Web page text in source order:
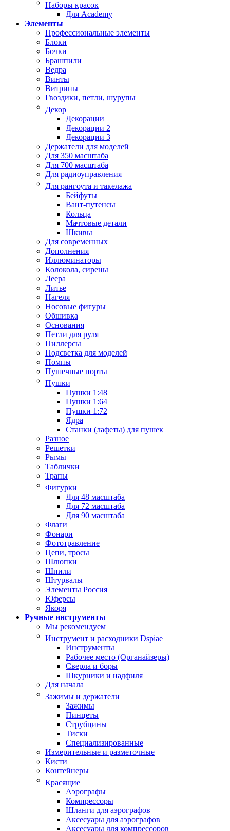
Наборы красок
Для Academy
Элементы
Профессиональные элементы
Блоки
Бочки
Брашпили
Ведра
Винты
Витрины
Гвоздики, петли, шурупы
Декор
Декорации
Декорации 2
Декорации 3
Держатели для моделей
Для 350 масштаба
Для 700 масштаба
Для радиоуправления
Для рангоута и такелажа
Бейфуты
Вант-путенсы
Кольца
Мачтовые детали
Шкивы
Для современных
Дополнения
Иллюминаторы
Колокола, сирены
Леера
Литье
Нагеля
Носовые фигуры
Обшивка
Основания
Петли для руля
Пиллерсы
Подсветка для моделей
Помпы
Пушечные порты
Пушки
Пушки 1:48
Пушки 1:64
Пушки 1:72
Ядра
Станки (лафеты) для пушек
Разное
Решетки
Рымы
Таблички
Трапы
Фигурки
Для 48 масштаба
Для 72 масштаба
Для 90 масштаба
Флаги
Фонари
Фототравление
Цепи, тросы
Шлюпки
Шпили
Штурвалы
Элементы Россия
Юферсы
Якоря
Ручные инструменты
Мы рекомендуем
Инструмент и расходники Dspiae
Инструменты
Рабочее место (Органайзеры)
Сверла и боры
Шкурники и надфиля
Для начала
Зажимы и держатели
Зажимы
Пинцеты
Струбцины
Тиски
Специализированные
Измерительные и разметочные
Кисти
Контейнеры
Красящие
Аэрографы
Компрессоры
Шланги для аэрографов
Аксесуары для аэрографов
Аксесуары для компрессоров